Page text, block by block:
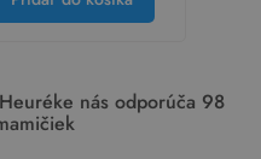
nás odporúča 98